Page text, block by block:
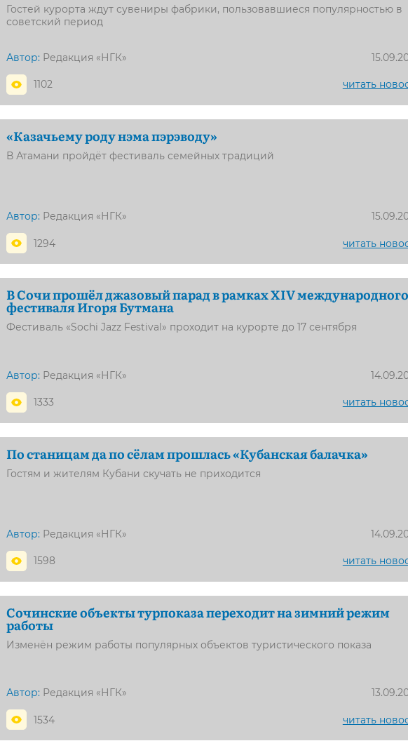
Гостей курорта ждут сувениры фабрики, пользовавшиеся популярностью в
советский период
Автор: Редакция «НГК»
1102 читать
«Казачьему роду нэма пэрэводу»
В Атамани пройдёт фестиваль семейных традиций
Автор: Редакция «НГК»
1294 читать
В Сочи прошёл джазовый парад в рамках XIV международного
фестиваля Игоря Бутмана
Фестиваль «Sochi Jazz Festival» проходит на курорте до 17 сентября
Автор: Редакция «НГК»
1333 читать
По станицам да по сёлам прошлась «Кубанская балачка»
Гостям и жителям Кубани скучать не приходится
Автор: Редакция «НГК»
1598 читать
Сочинские объекты турпоказа переходит на зимний режим
работы
Изменён режим работы популярных объектов туристического показа
Автор: Редакция «НГК»
1534 читать